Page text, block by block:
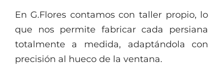
En G.Flores contamos con taller propio, lo
que nos permite fabricar cada persiana
totalmente a medida, adaptándola con
precisión al hueco de la ventana.